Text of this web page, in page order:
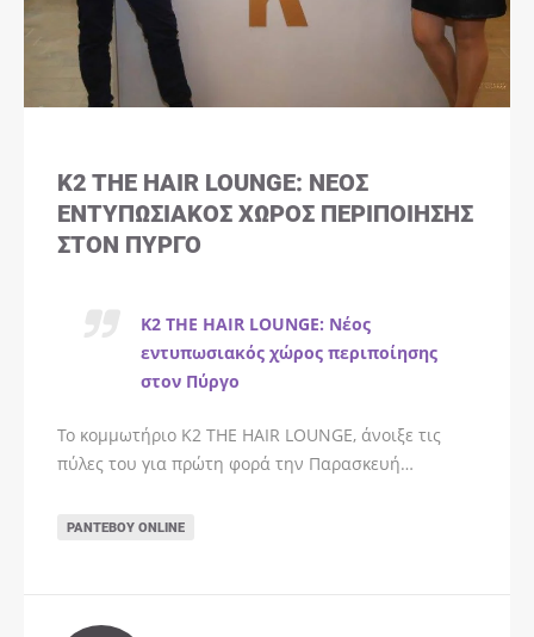
K2 THE HAIR LOUNGE: ΝΈΟΣ
ΕΝΤΥΠΩΣΙΑΚΌΣ ΧΏΡΟΣ ΠΕΡΙΠΟΊΗΣΗΣ
ΣΤΟΝ ΠΎΡΓΟ
K2 THE HAIR LOUNGE: Νέος
εντυπωσιακός χώρος περιποίησης
στον Πύργο
Το κομμωτήριο K2 THE HAIR LOUNGE, άνοιξε τις
πύλες του για πρώτη φορά την Παρασκευή…
ΡΑΝΤΕΒΟΎ ONLINE